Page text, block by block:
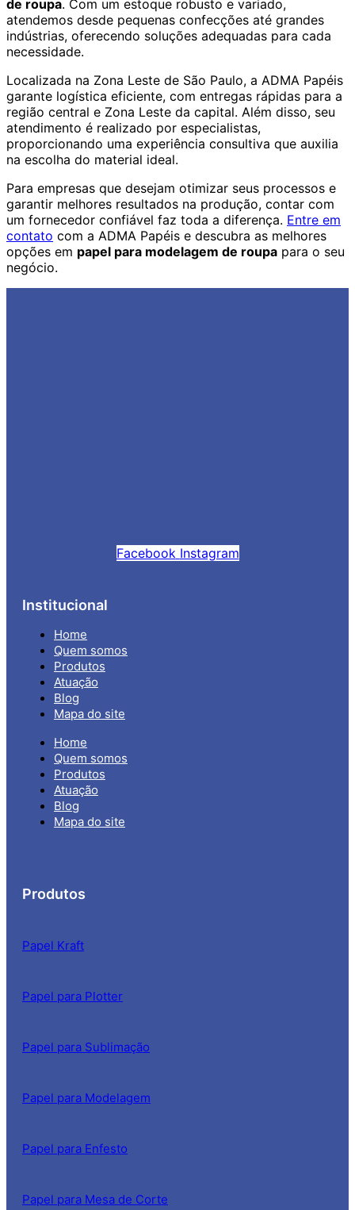
de roupa. Com um estoque robusto e variado,
atendemos desde pequenas confecções até grandes
indústrias, oferecendo soluções adequadas para cada
necessidade.
Localizada na Zona Leste de São Paulo, a ADMA Papéis
garante logística eficiente, com entregas rápidas para a
região central e Zona Leste da capital. Além disso, seu
atendimento é realizado por especialistas,
proporcionando uma experiência consultiva que auxilia
na escolha do material ideal.
Para empresas que desejam otimizar seus processos e
garantir melhores resultados na produção, contar com
um fornecedor confiável faz toda a diferença. Entre em
contato com a ADMA Papéis e descubra as melhores
opções em papel para modelagem de roupa para o seu
negócio.
Facebook Instagram
Institucional
Home
Quem somos
Produtos
Atuação
Blog
Mapa do site
Home
Quem somos
Produtos
Atuação
Blog
Mapa do site
Produtos
Papel Kraft
Papel para Plotter
Papel para Sublimação
Papel para Modelagem
Papel para Enfesto
Papel para Mesa de Corte